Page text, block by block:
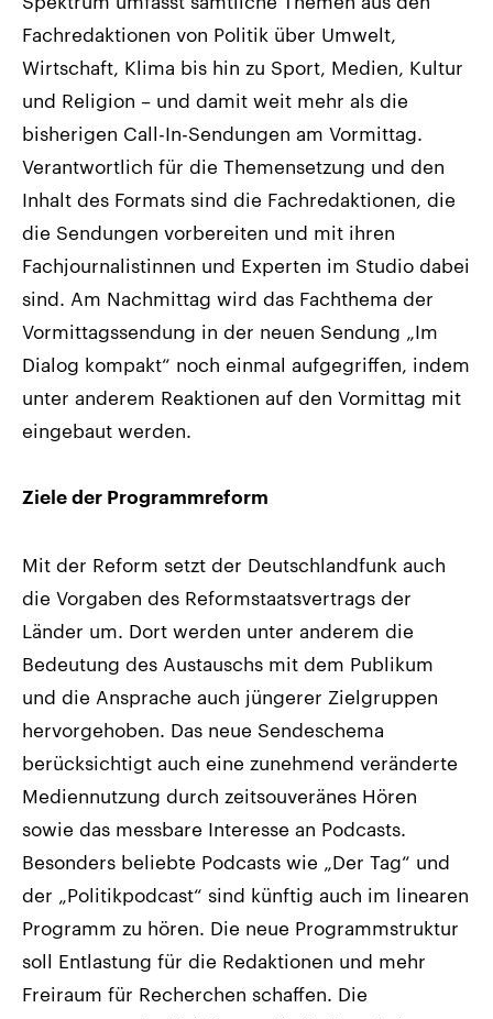
Fachredaktionen von Politik über Umwelt,
Wirtschaft, Klima bis hin zu Sport, Medien, Kultur
und Religion – und damit weit mehr als die
bisherigen Call-In-Sendungen am Vormittag.
Verantwortlich für die Themensetzung und den
Inhalt des Formats sind die Fachredaktionen, die
die Sendungen vorbereiten und mit ihren
Fachjournalistinnen und Experten im Studio dabei
sind. Am Nachmittag wird das Fachthema der
Vormittagssendung in der neuen Sendung „Im
Dialog kompakt“ noch einmal aufgegriffen, indem
unter anderem Reaktionen auf den Vormittag mit
eingebaut werden.
Ziele der Programmreform
Mit der Reform setzt der Deutschlandfunk auch
die Vorgaben des Reformstaatsvertrags der
Länder um. Dort werden unter anderem die
Bedeutung des Austauschs mit dem Publikum
und die Ansprache auch jüngerer Zielgruppen
hervorgehoben. Das neue Sendeschema
berücksichtigt auch eine zunehmend veränderte
Mediennutzung durch zeitsouveränes Hören
sowie das messbare Interesse an Podcasts.
Besonders beliebte Podcasts wie „Der Tag“ und
der „Politikpodcast“ sind künftig auch im linearen
Programm zu hören. Die neue Programmstruktur
soll Entlastung für die Redaktionen und mehr
Freiraum für Recherchen schaffen. Die